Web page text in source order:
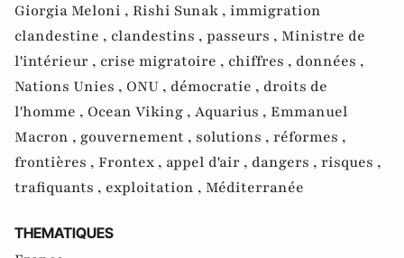
Giorgia Meloni , Rishi Sunak , immigration
clandestine , clandestins , passeurs , Ministre de
l'intérieur , crise migratoire , chiffres , données ,
Nations Unies , ONU , démocratie , droits de
l'homme , Ocean Viking , Aquarius , Emmanuel
Macron , gouvernement , solutions , réformes ,
frontières , Frontex , appel d'air , dangers , risques ,
trafiquants , exploitation , Méditerranée
THEMATIQUES